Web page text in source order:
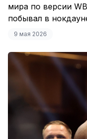
мира по версии
побывал в
9 мая 2026